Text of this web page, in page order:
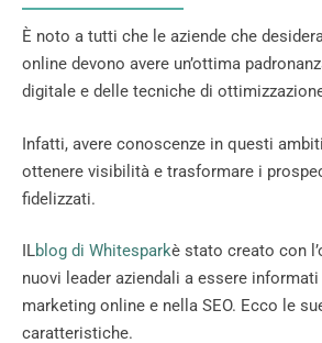
È noto a tutti che le aziende che
online devono avere un’ottima
digitale e delle tecniche di
Infatti, avere conoscenze in questi
ottenere visibilità e trasformare i
fidelizzati.
ILblog di Whitesparkè stato creato con
nuovi leader aziendali a essere
marketing online e nella SEO. Ecco le
caratteristiche.